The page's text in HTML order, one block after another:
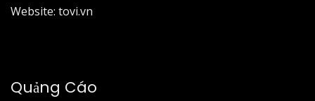
Website: tovi.vn
Quảng Cáo